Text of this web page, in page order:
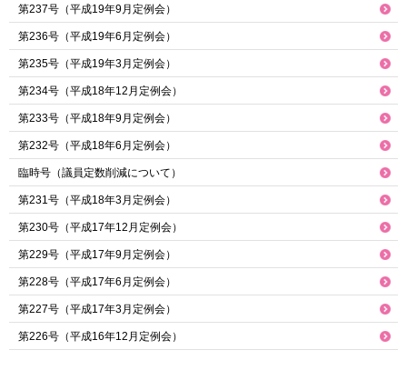
第237号（平成19年9月定例会）
第236号（平成19年6月定例会）
第235号（平成19年3月定例会）
第234号（平成18年12月定例会）
第233号（平成18年9月定例会）
第232号（平成18年6月定例会）
臨時号（議員定数削減について）
第231号（平成18年3月定例会）
第230号（平成17年12月定例会）
第229号（平成17年9月定例会）
第228号（平成17年6月定例会）
第227号（平成17年3月定例会）
第226号（平成16年12月定例会）